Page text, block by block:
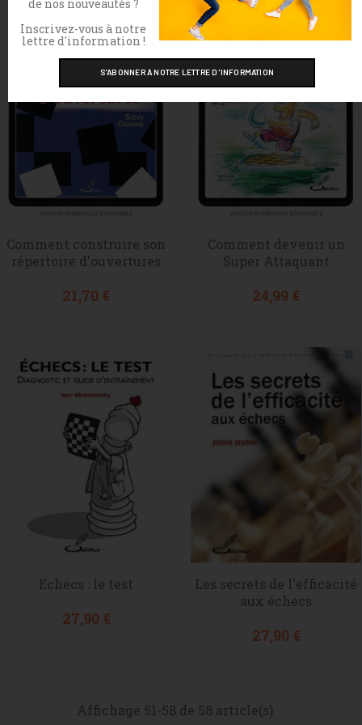
Comment construire son
répertoire d'ouvertures
Prix
21,70 €
Version numérique
Comment devenir un
Super Attaquant
Prix
24,99 €
Echecs : le test
Prix
27,90 €
Les secrets de l'efficacité
aux échecs
Prix
27,90 €
Affichage 51-58 de 58 article(s)
de nos nouveautés ?
Inscrivez-vous à notre
lettre d'information !